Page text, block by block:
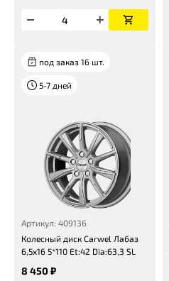
под заказ 16 шт.
5-7 дней
Артикул: 409136
Колесный диск Carwel Лабаз
6,5x16 5*110 Et:42 Dia:63,3 SL
8 450 ₽